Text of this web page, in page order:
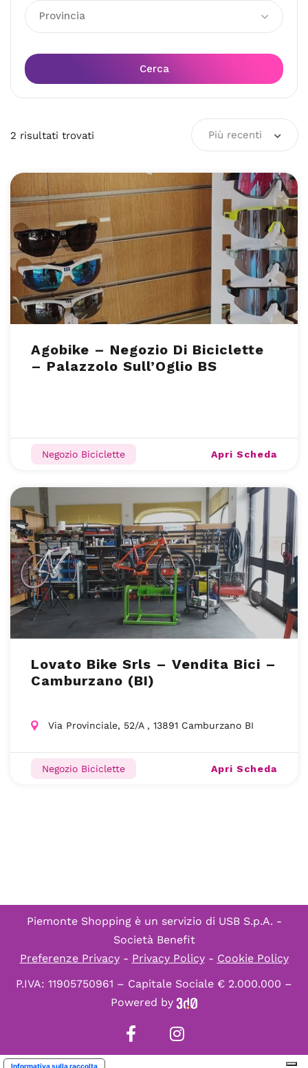
Provincia
Cerca
2 risultati trovati Più recenti
Agobike – Negozio Di Biciclette
– Palazzolo Sull’Oglio BS
Negozio Biciclette Apri Scheda
Lovato Bike Srls – Vendita Bici –
Camburzano (BI)
Via Provinciale, 52/A , 13891 Camburzano BI
Negozio Biciclette Apri Scheda
Piemonte Shopping è un servizio di USB S.p.A. -
Società Benefit
Preferenze Privacy- Privacy Policy- Cookie Policy
P.IVA: 11905750961 – Capitale Sociale € 2.000.000 –
Powered by
Informativa sulla raccolta